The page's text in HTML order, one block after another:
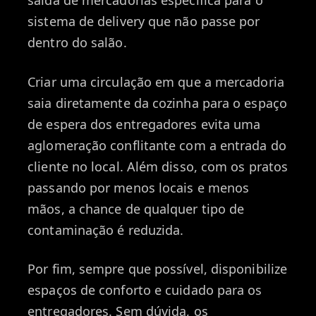
sistema de delivery que não passe por
dentro do salão.
Criar uma circulação em que a mercadoria
saia diretamente da cozinha para o espaço
de espera dos entregadores evita uma
aglomeração conflitante com a entrada do
cliente no local. Além disso, com os pratos
passando por menos locais e menos
mãos, a chance de qualquer tipo de
contaminação é reduzida.
Por fim, sempre que possível, disponibilize
espaços de conforto e cuidado para os
entregadores. Sem dúvida, os